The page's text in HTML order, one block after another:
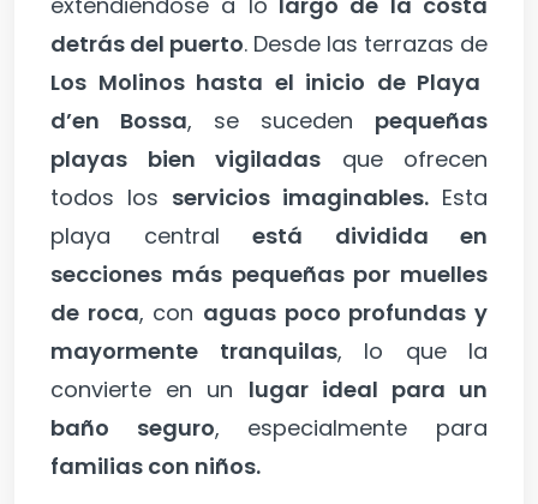
detrás del puerto. Desde las terrazas de
Los Molinos hasta el inicio de Playa
d’en Bossa, se suceden pequeñas
playas bien vigiladas que ofrecen
todos los servicios imaginables. Esta
playa central está dividida en
secciones más pequeñas por muelles
de roca, con aguas poco profundas y
mayormente tranquilas, lo que la
convierte en un lugar ideal para un
baño seguro, especialmente para
familias con niños.